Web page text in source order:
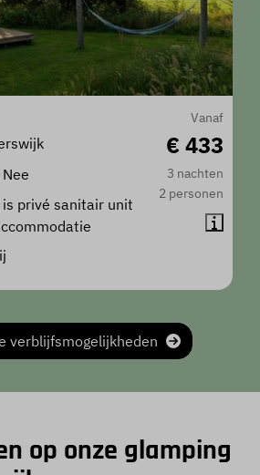
Vanaf
€ 433
3 nachten
2 personen
Nee
is privé sanitair unit
verblijfsmogelijkheden
op onze glamping